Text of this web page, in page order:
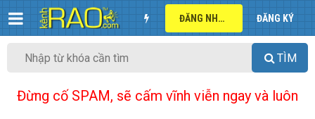
ĐĂNG NHẬP ĐĂNG KÝ
TÌM
Đừng cố SPAM, sẽ cấm vĩnh viễn ngay và luôn